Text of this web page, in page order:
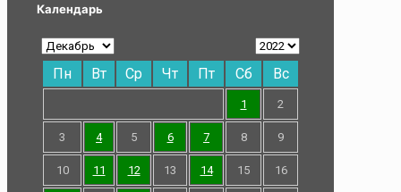
Календарь
Пн Вт Ср Чт Пт Сб Вс
1 2
3 4 5 6 7 8 9
10 11 12 13 14 15 16